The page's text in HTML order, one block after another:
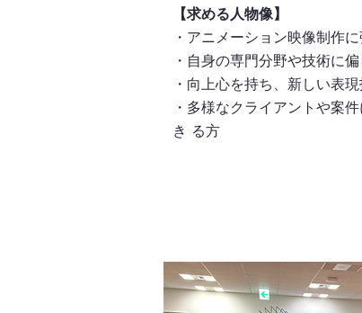
【求める人物像】
・アニメーション映像制作
・自身の専門分野や技術に
・向上心を持ち、新しい表
・多様なクライアントや案
き る方